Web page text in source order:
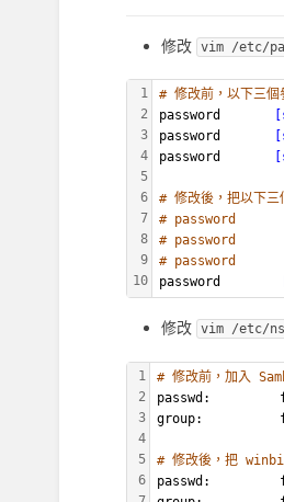
修改 vim /etc/
1
2
3
4
5
6
7
8
9
10
# 修改前，以下三個
password
password
password
# 修改後，把以下三
# password
# password
# password
password
修改 vim /etc/
1
2
3
4
5
6
# 修改前，加入
passwd:
group:
# 修改後，把
passwd: